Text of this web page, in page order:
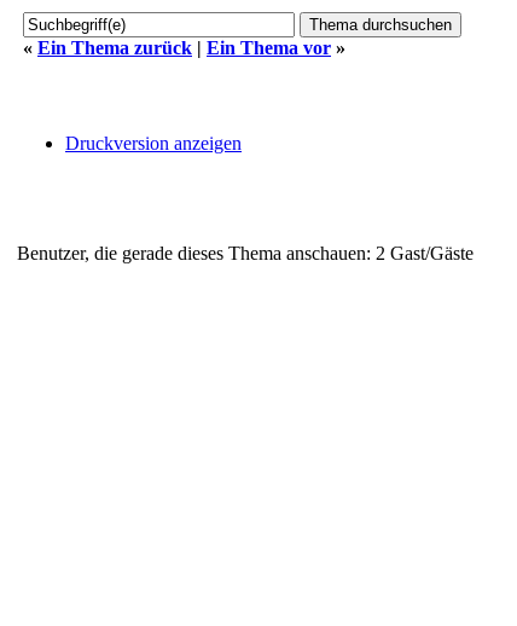
« Ein Thema zurück | Ein Thema vor »
Druckversion anzeigen
Benutzer, die gerade dieses Thema anschauen: 2 Gast/Gäste